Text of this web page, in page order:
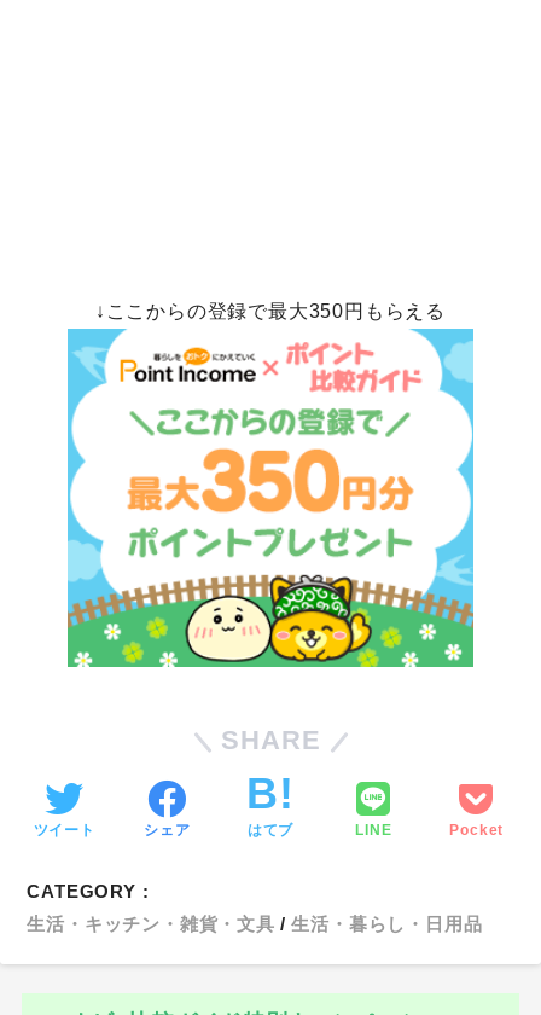
↓ここからの登録で最大350円もらえる
SHARE
ツイート シェア はてブ LINE Pocket
CATEGORY :
生活・キッチン・雑貨・文具
生活・暮らし・日用品